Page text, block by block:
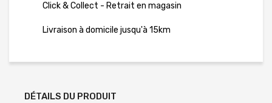
Click & Collect - Retrait en magasin
Livraison à domicile jusqu'à 15km
DÉTAILS DU PRODUIT